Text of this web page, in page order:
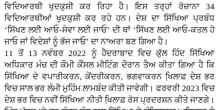
ਵਿਦਿਆਰਥੀ ਖੁਦਕੁਸ਼ੀ ਕਰ ਰਿਹਾ ਹੈ। ਇਸ ਤਰ੍ਹਾਂ ਰੋਜ਼ਾਨਾ 34
ਵਿਦਿਆਰਥੀਆਂ ਖੁਦਕੁਸ਼ੀ ਕਰ ਰਹੇ ਹਨ। ਦੇਸ਼ ਦਾ ਸਿੱਖਿਆ ਪ੍ਰਬੰਧ
‘ਸਿੱਖਣ ਲਈ ਆਓ-ਸੇਵਾ ਲਈ ਜਾਓ’ ਦੀ ਥਾਂ ‘ਸਿੱਖਣ ਲਈ ਆਓ-ਕਤਲ ਹੋ
ਜਾਓ ਜਾਂ ਵਿਦੇਸ਼ਾਂ ਨੂੰ ਭੱਜ ਜਾਓ’ ਦਾ ਨਾਅਰਾ ਬਣ ਗਿਆ ਹੈ।
11 ਤੋਂ 13 ਨਵੰਬਰ 2022 ਨੂੰ ਹੈਦਰਾਬਾਦ ਵਿਚ ਕੁੱਲ ਹਿੰਦ ਸਿੱਖਿਆ
ਅਧਿਕਾਰ ਮੰਚ ਦੀ ਕੌਮੀ ਕੌਂਸਲ ਮੀਟਿੰਗ ਦੌਰਾਨ ਤੈਅ ਕੀਤਾ ਗਿਆ ਹੈ ਕਿ
ਸਿੱਖਿਆ ਦੇ ਵਪਾਰੀਕਰਨ, ਕੇਂਦਰੀਕਰਨ, ਭਗਵਾਕਰਨ ਖਿ਼ਲਾਫ਼ ਦੇਸ਼ ਭਰ
ਵਿਚ ਸਾਲ ਭਰ ਲੰਮੀ ਮੁਹਿੰਮ ਲਾਮਬੰਦ ਕੀਤੀ ਜਾਵੇਗੀ। ਫਰਵਰੀ 2023 ਵਿਚ
ਦੇਸ਼ ਭਰ ਵਿਚ ਨਵੀਂ ਸਿੱਖਿਆ ਨੀਤੀ ਖਿ਼ਲਾਫ਼ ਰੋਸ ਪ੍ਰਦਰਸ਼ਨ ਕੀਤੇ ਜਾਣਗੇ।